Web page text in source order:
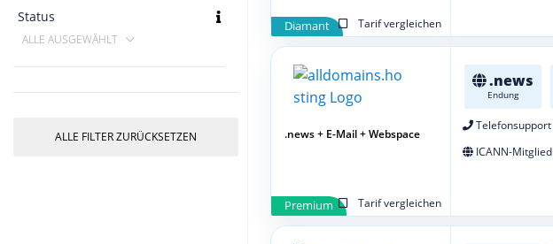
Status
ALLE AUSGEWÄHLT
ALLE FILTER ZURÜCKSETZEN
Diamant Tarif vergleichen
.news
Endung
Telefonsupport
ICANN-Mitglied
Premium Tarif vergleichen
.news + E-Mail + Webspace